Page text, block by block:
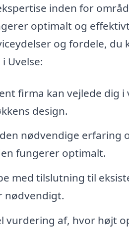
inden for
optimalt og
og fordele,
Uvelse:
firma kan vejlede dig
design.
nødvendige erfaring
fungerer optimalt.
med tilslutning til
nødvendigt.
vurdering af, hvor højt